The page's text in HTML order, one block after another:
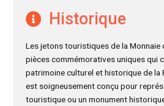
Historique
Les jetons touristiques de la Monnaie
pièces commémoratives uniques qui
patrimoine culturel et historique de la
est soigneusement conçu pour
touristique ou un monument